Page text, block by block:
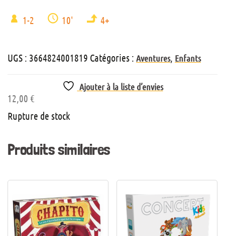
1-2 10' 4+
UGS : 3664824001819 Catégories : Aventures, Enfants
Ajouter à la liste d’envies
12,00 €
Rupture de stock
Produits similaires